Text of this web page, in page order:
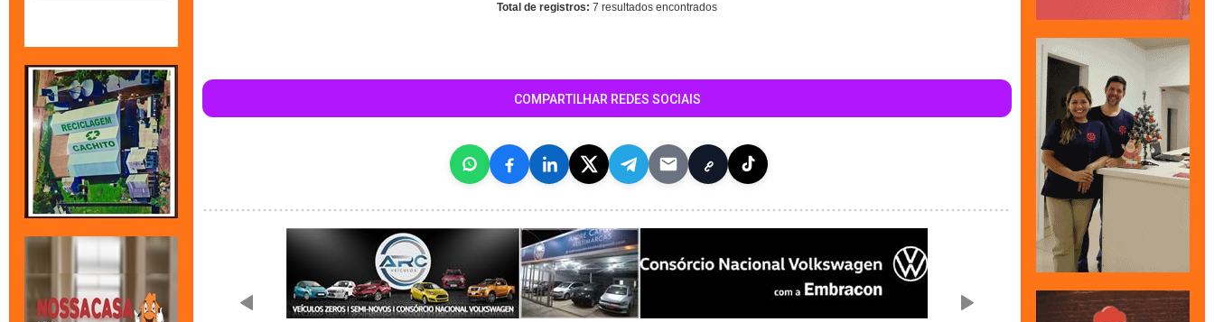
Total de registros: 7 resultados encontrados
COMPARTILHAR REDES SOCIAIS